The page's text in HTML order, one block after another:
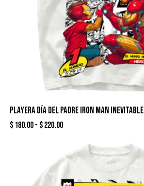
PLAYERA DÍA DEL PADRE IRON MAN INEVITABLE
$ 180.00- $220.00